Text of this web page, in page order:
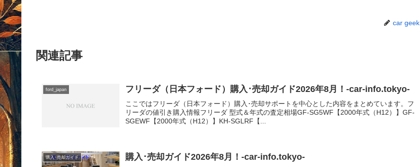
car geek
関連記事
ford_japan フリーダ（日本フォード）購入･売却ガイド2026年8月！-car-info.tokyo-
ここではフリーダ（日本フォード）購入･売却サポートを中心とした内容をまとめています。フ
リーダの値引き購入情報フリーダ 型式＆年式の査定相場GF-SG5WF【2000年式（H12）】GF-
SGEWF【2000年式（H12）】KH-SGLRF【...
購入･売却ガイド 購入･売却ガイド2026年8月！-car-info.tokyo-